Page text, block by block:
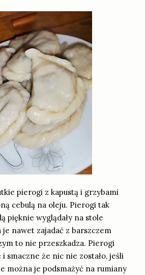
pierogi z kapustą i grzybami
cebulą na oleju. Pierogi tak
pięknie wyglądały na stole
nawet zajadać z barszczem
to nie przeszkadza. Pierogi
i smaczne że nic nie zostało, jeśli
można je podsmażyć na rumiany